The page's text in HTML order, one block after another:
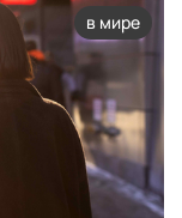
в мире